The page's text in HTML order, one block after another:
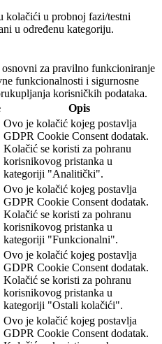
kolačići u probnoj fazi/testni
u određenu kategoriju.
za pravilno funkcioniranje
funkcionalnosti i sigurnosne
korisničkih podataka.
Opis
Ovo je kolačić kojeg postavlja
GDPR Cookie Consent dodatak.
Kolačić se koristi za pohranu
korisnikovog pristanka u
kategoriji "Analitički".
Ovo je kolačić kojeg postavlja
GDPR Cookie Consent dodatak.
Kolačić se koristi za pohranu
korisnikovog pristanka u
kategoriji "Funkcionalni".
Ovo je kolačić kojeg postavlja
GDPR Cookie Consent dodatak.
Kolačić se koristi za pohranu
korisnikovog pristanka u
kategoriji "Ostali kolačići".
Ovo je kolačić kojeg postavlja
GDPR Cookie Consent dodatak.